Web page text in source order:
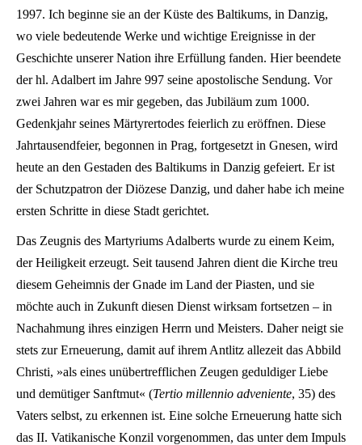
1997. Ich beginne sie an der Küste des Baltikums, in Danzig,
wo viele bedeutende Werke und wichtige Ereignisse in der
Geschichte unserer Nation ihre Erfüllung fanden. Hier beendete
der hl. Adalbert im Jahre 997 seine apostolische Sendung. Vor
zwei Jahren war es mir gegeben, das Jubiläum zum 1000.
Gedenkjahr seines Märtyrertodes feierlich zu eröffnen. Diese
Jahrtausendfeier, begonnen in Prag, fortgesetzt in Gnesen, wird
heute an den Gestaden des Baltikums in Danzig gefeiert. Er ist
der Schutzpatron der Diözese Danzig, und daher habe ich meine
ersten Schritte in diese Stadt gerichtet.
Das Zeugnis des Martyriums Adalberts wurde zu einem Keim,
der Heiligkeit erzeugt. Seit tausend Jahren dient die Kirche treu
diesem Geheimnis der Gnade im Land der Piasten, und sie
möchte auch in Zukunft diesen Dienst wirksam fortsetzen – in
Nachahmung ihres einzigen Herrn und Meisters. Daher neigt sie
stets zur Erneuerung, damit auf ihrem Antlitz allezeit das Abbild
Christi, »als eines unübertrefflichen Zeugen geduldiger Liebe
und demütiger Sanftmut« (Tertio millennio adveniente, 35) des
Vaters selbst, zu erkennen ist. Eine solche Erneuerung hatte sich
das II. Vatikanische Konzil vorgenommen, das unter dem Impuls